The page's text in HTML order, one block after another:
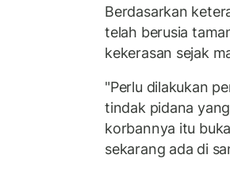
Berdasarkan
telah berusia
kekerasan sejak
"Perlu dilakukan
tindak pidana
korbannya itu
sekarang ada di